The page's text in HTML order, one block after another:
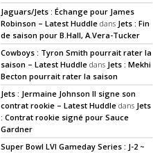
Jaguars/Jets : Échange pour James
Robinson – Latest Huddle dans Jets : Fin
de saison pour B.Hall, A.Vera-Tucker
Cowboys : Tyron Smith pourrait rater la
saison – Latest Huddle dans Jets : Mekhi
Becton pourrait rater la saison
Jets : Jermaine Johnson II signe son
contrat rookie – Latest Huddle dans Jets
: Contrat rookie signé pour Sauce
Gardner
Super Bowl LVI Gameday Series : J-2 ~